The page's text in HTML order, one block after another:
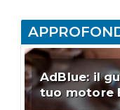
AdBlue: il
tuo motore